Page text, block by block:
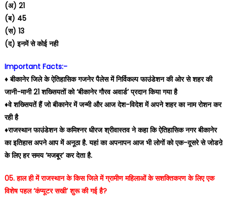
(अ) 21
(ब) 45
(स) 13
(द) इनमें से कोई नही
Important Facts:-
♦️ बीकानेर जिले के ऐतिहासिक गजनेर पैलेस में निर्विकल्प फाउंडेशन की ओर से शहर की
जानी-मानी 21 शख्सियतों को ‘बीकानेर गौरव अवार्ड’ प्रदान किया गया है
♦️वे शख्सियतें हैं जो बीकानेर में जन्मी और आज देश-विदेश में अपने शहर का नाम रोशन कर
रही है
♦️राजस्थान फाउंडेशन के कमिश्नर धीरज श्रीवास्तव ने कहा कि ऐतिहासिक नगर बीकानेर
का इतिहास अपने आप में अनूठा है. यहां का अपनापन आज भी लोगों को एक-दूसरे से जोडऩे
के लिए हर समय ‘मजबूर’ कर देता है.
05. हाल ही में राजस्थान के किस जिले में ग्रामीण महिलाओं के सशक्तिकरण के लिए एक
विशेष पहल ‘कंप्यूटर सखी’ शुरू की गई है?